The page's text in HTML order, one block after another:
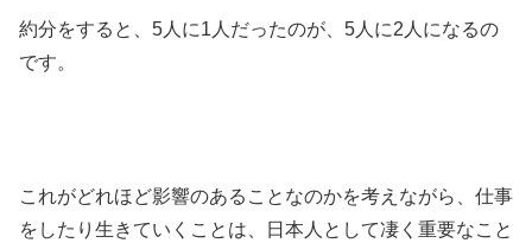
約分をすると、5人に1人だったのが、5人に2人になるの
です。
これがどれほど影響のあることなのかを考えながら、仕事
をしたり生きていくことは、日本人として凄く重要なこと